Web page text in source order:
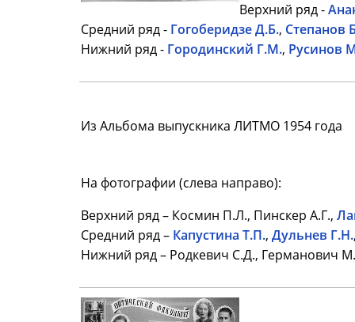
Верхний ряд -
Средний ряд - Гогоберидзе Д.Б., Степанов
Нижний ряд - Городинский Г.М., Русинов
Из Альбома выпускника ЛИТМО 1954 года
На фотографии (слева направо):
Верхний ряд – Космин П.Л., Пинскер А.Г.,
Средний ряд – Капустина Т.П., Дульнев Г.Н.
Нижний ряд – Родкевич С.Д., Германович